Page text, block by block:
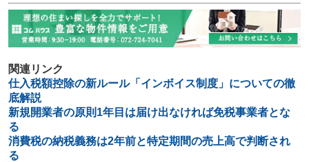
関連リンク
仕入税額控除の新ルール「インボイス制度」についての徹
底解説
新規開業者の原則1年目は届け出なければ免税事業者とな
る
消費税の納税義務は2年前と特定期間の売上高で判断され
る